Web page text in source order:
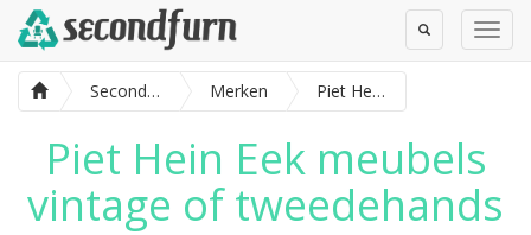
Toggle
Search
SecondFurn Merken Piet Hein Eek meubels
Piet Hein Eek meubels
vintage of tweedehands